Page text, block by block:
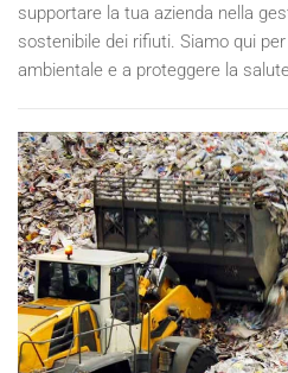
supportare la tua azienda nella
sostenibile dei rifiuti. Siamo qui
ambientale e a proteggere la